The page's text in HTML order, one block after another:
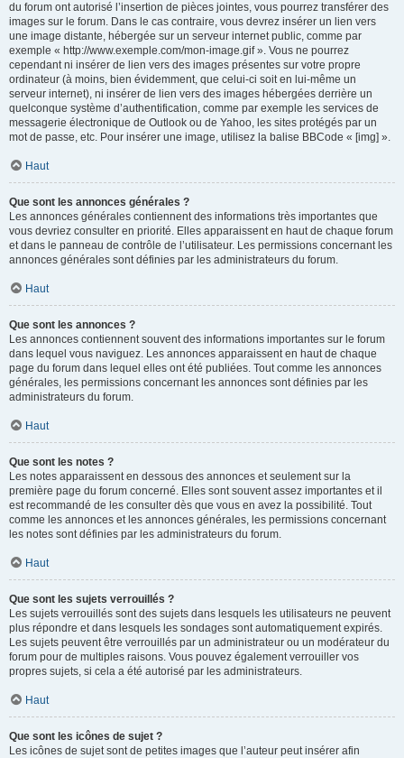
du forum ont autorisé l’insertion de pièces jointes, vous pourrez transférer des
images sur le forum. Dans le cas contraire, vous devrez insérer un lien vers
une image distante, hébergée sur un serveur internet public, comme par
exemple « http://www.exemple.com/mon-image.gif ». Vous ne pourrez
cependant ni insérer de lien vers des images présentes sur votre propre
ordinateur (à moins, bien évidemment, que celui-ci soit en lui-même un
serveur internet), ni insérer de lien vers des images hébergées derrière un
quelconque système d’authentification, comme par exemple les services de
messagerie électronique de Outlook ou de Yahoo, les sites protégés par un
mot de passe, etc. Pour insérer une image, utilisez la balise BBCode « [img] ».
Haut
Que sont les annonces générales ?
Les annonces générales contiennent des informations très importantes que
vous devriez consulter en priorité. Elles apparaissent en haut de chaque forum
et dans le panneau de contrôle de l’utilisateur. Les permissions concernant les
annonces générales sont définies par les administrateurs du forum.
Haut
Que sont les annonces ?
Les annonces contiennent souvent des informations importantes sur le forum
dans lequel vous naviguez. Les annonces apparaissent en haut de chaque
page du forum dans lequel elles ont été publiées. Tout comme les annonces
générales, les permissions concernant les annonces sont définies par les
administrateurs du forum.
Haut
Que sont les notes ?
Les notes apparaissent en dessous des annonces et seulement sur la
première page du forum concerné. Elles sont souvent assez importantes et il
est recommandé de les consulter dès que vous en avez la possibilité. Tout
comme les annonces et les annonces générales, les permissions concernant
les notes sont définies par les administrateurs du forum.
Haut
Que sont les sujets verrouillés ?
Les sujets verrouillés sont des sujets dans lesquels les utilisateurs ne peuvent
plus répondre et dans lesquels les sondages sont automatiquement expirés.
Les sujets peuvent être verrouillés par un administrateur ou un modérateur du
forum pour de multiples raisons. Vous pouvez également verrouiller vos
propres sujets, si cela a été autorisé par les administrateurs.
Haut
Que sont les icônes de sujet ?
Les icônes de sujet sont de petites images que l’auteur peut insérer afin